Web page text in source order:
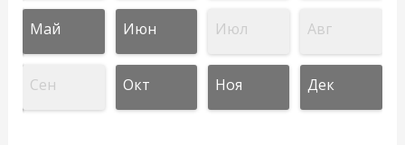
Май Июн Июл Авг
Сен Окт Ноя Дек